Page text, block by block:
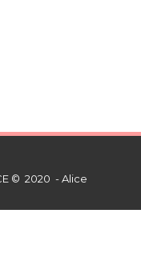
© 2020 - Alice